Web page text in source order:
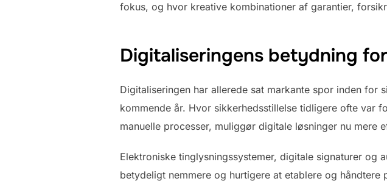
fokus, og hvor kreative kombinationer af garantier,
Digitaliseringens betydning
Digitaliseringen har allerede sat markante spor inden
kommende år. Hvor sikkerhedsstillelse tidligere ofte var
manuelle processer, muliggør digitale løsninger nu mere
Elektroniske tinglysningssystemer, digitale signaturer og
betydeligt nemmere og hurtigere at etablere og håndtere